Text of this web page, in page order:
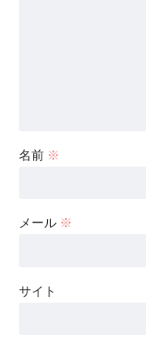
名前 ※
メール ※
サイト